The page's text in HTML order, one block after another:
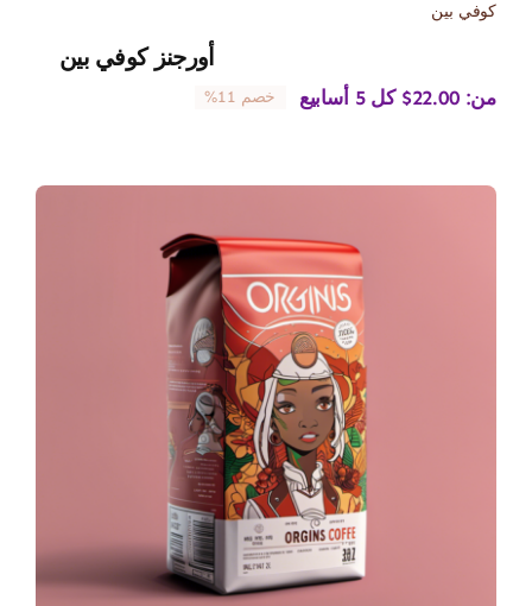
كوفي بين
أورجنز كوفي بين
من: $22.00 كل 5 أسابيع خصم 11%